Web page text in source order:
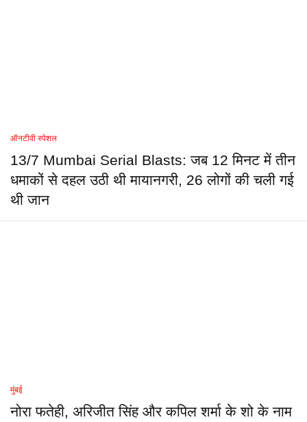
ऑनटीवी स्पेशल
13/7 Mumbai Serial Blasts: जब 12 मिनट में तीन
धमाकों से दहल उठी थी मायानगरी, 26 लोगों की चली गई
थी जान
मुंबई
नोरा फतेही, अरिजीत सिंह और कपिल शर्मा के शो के नाम